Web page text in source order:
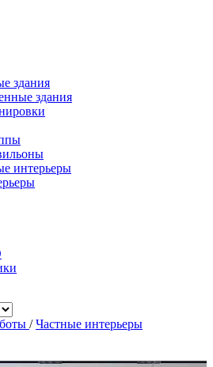
здания
здания
интерьеры
/Частные интерьеры